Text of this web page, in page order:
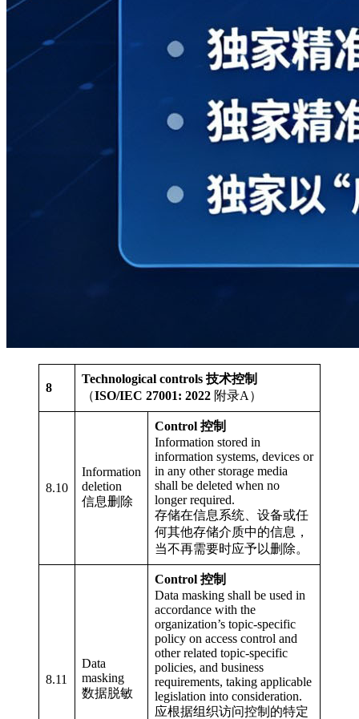
8
Technological controls 技术控制
（ISO/IEC 27001: 2022 附录A）
8.10
Information
deletion
信息删除
Control 控制
Information stored in
information systems, devices or
in any other storage media
shall be deleted when no
longer required.
存储在信息系统、设备或任
何其他存储介质中的信息，
当不再需要时应予以删除。
8.11
Data
masking
数据脱敏
Control 控制
Data masking shall be used in
accordance with the
organization’s topic-specific
policy on access control and
other related topic-specific
policies, and business
requirements, taking applicable
legislation into consideration.
应根据组织访问控制的特定